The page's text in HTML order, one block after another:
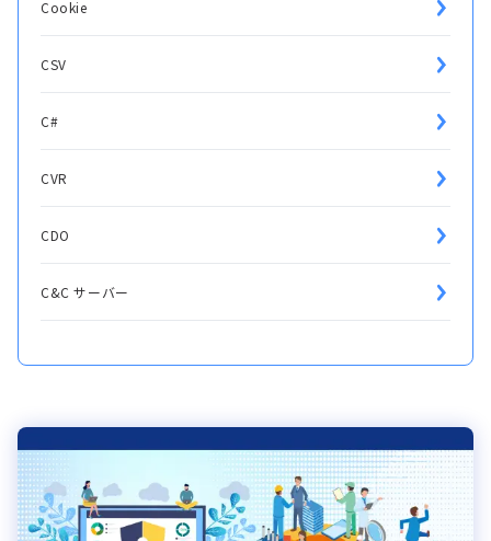
Cookie
CSV
C#
CVR
CDO
C&C サーバー